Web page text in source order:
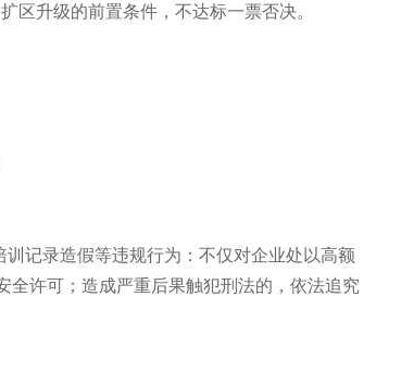
区升级的前置条件，不达标一票否决。
记录造假等违规行为：不仅对企业处以高额
全许可；造成严重后果触犯刑法的，依法追究